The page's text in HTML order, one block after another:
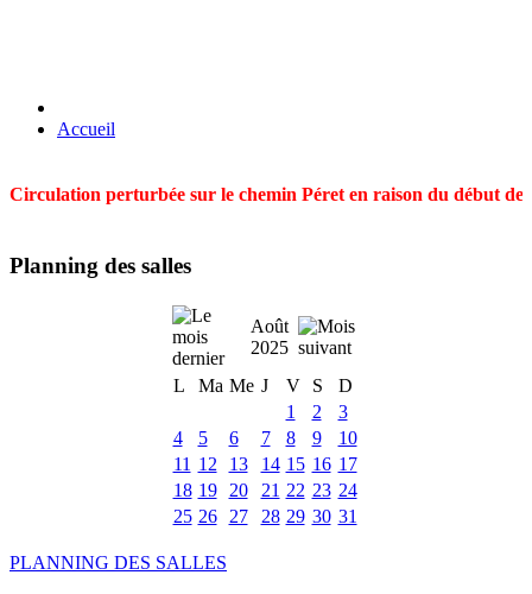
Accueil
Circulation perturbée sur le chemin Péret en raison du début
Planning des salles
Août
2025
L
Ma Me J V S
D
1
2
3
4
5 6 7 8 9
10
11 12 13 14 15 16 17
18 19 20 21 22 23 24
25 26 27 28 29 30 31
PLANNING DES SALLES